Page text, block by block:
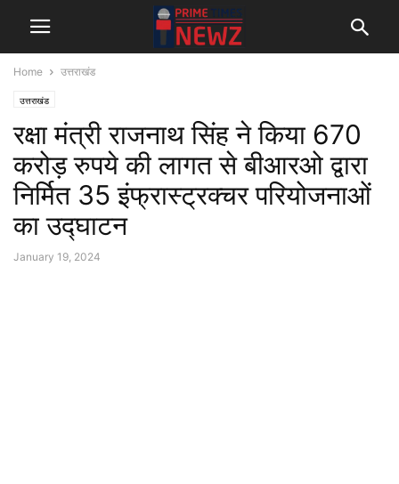
Home उत्तराखंड
उत्तराखंड
रक्षा मंत्री राजनाथ सिंह ने किया 670
करोड़ रुपये की लागत से बीआरओ द्वारा
निर्मित 35 इंफ्रास्ट्रक्चर परियोजनाओं
का उद्घाटन
January 19, 2024